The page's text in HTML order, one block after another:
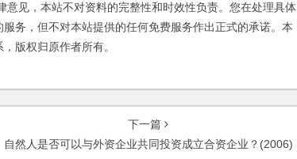
见，本站不对资料的完整性和时效性负责。您在处理具体
务，但不对本站提供的任何免费服务作出正式的承诺。本
版权归原作者所有。
下一篇
自然人是否可以与外资企业共同投资成立合资企业？(2006)